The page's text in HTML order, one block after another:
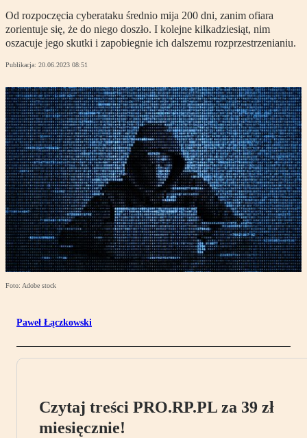
Od rozpoczęcia cyberataku średnio mija 200 dni, zanim ofiara
zorientuje się, że do niego doszło. I kolejne kilkadziesiąt, nim
oszacuje jego skutki i zapobiegnie ich dalszemu rozprzestrzenianiu.
Publikacja: 20.06.2023 08:51
Foto: Adobe stock
Paweł Łączkowski
Czytaj treści PRO.RP.PL za 39 zł
miesięcznie!